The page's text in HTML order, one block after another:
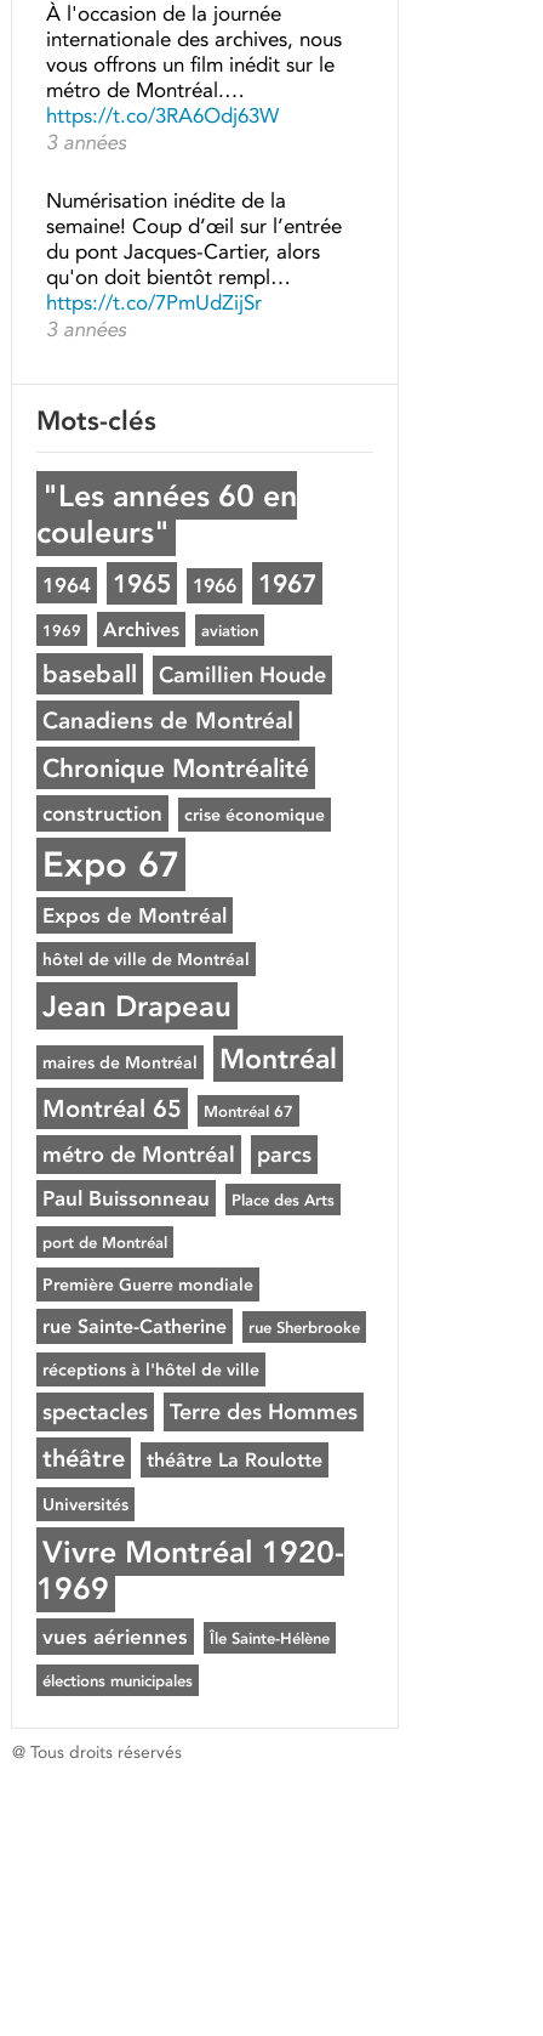
À l'occasion de la journée
internationale des archives, nous
vous offrons un film inédit sur le
métro de Montréal.…
https://t.co/3RA6Odj63W
3 années
Numérisation inédite de la
semaine! Coup d’œil sur l’entrée
du pont Jacques-Cartier, alors
qu'on doit bientôt rempl…
https://t.co/7PmUdZijSr
3 années
Mots-clés
"Les années 60 en
couleurs"
1964 1965 1966 1967
1969 Archives aviation
baseball Camillien Houde
Canadiens de Montréal
Chronique Montréalité
construction crise économique
Expo 67
Expos de Montréal
hôtel de ville de Montréal
Jean Drapeau
maires de Montréal Montréal
Montréal 65 Montréal 67
métro de Montréal parcs
Paul Buissonneau Place des Arts
port de Montréal
Première Guerre mondiale
rue Sainte-Catherine rue Sherbrooke
réceptions à l'hôtel de ville
spectacles Terre des Hommes
théâtre théâtre La Roulotte
Universités
Vivre Montréal 1920-
1969
vues aériennes Île Sainte-Hélène
élections municipales
@ Tous droits réservés